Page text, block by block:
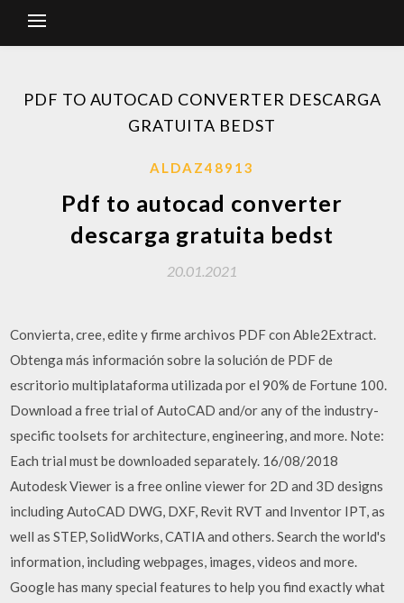
PDF TO AUTOCAD CONVERTER DESCARGA
GRATUITA BEDST
ALDAZ48913
Pdf to autocad converter
descarga gratuita bedst
20.01.2021
Convierta, cree, edite y firme archivos PDF con Able2Extract.
Obtenga más información sobre la solución de PDF de
escritorio multiplataforma utilizada por el 90% de Fortune 100.
Download a free trial of AutoCAD and/or any of the industry-
specific toolsets for architecture, engineering, and more. Note:
Each trial must be downloaded separately. 16/08/2018
Autodesk Viewer is a free online viewer for 2D and 3D designs
including AutoCAD DWG, DXF, Revit RVT and Inventor IPT, as
well as STEP, SolidWorks, CATIA and others. Search the world's
information, including webpages, images, videos and more.
Google has many special features to help you find exactly what